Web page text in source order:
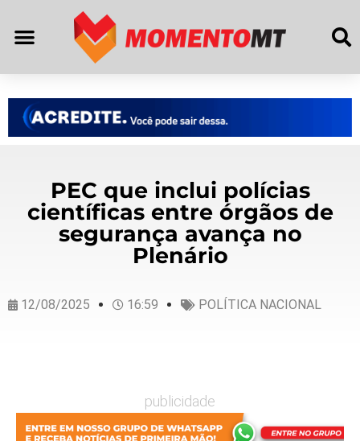
PEC que inclui polícias
científicas entre órgãos de
segurança avança no
Plenário
12/08/2025 16:59 POLÍTICA NACIONAL
publicidade